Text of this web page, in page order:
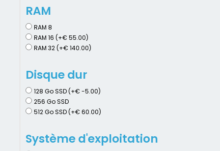
RAM
RAM 8
RAM 16 (+€ 55.00)
RAM 32 (+€ 140.00)
Disque dur
128 Go SSD (+€ -5.00)
256 Go SSD
512 Go SSD (+€ 60.00)
Système d'exploitation